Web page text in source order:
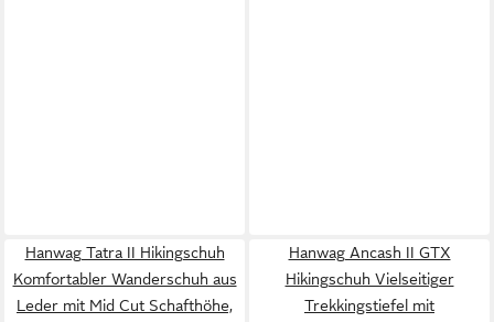
Hanwag Tatra II Hikingschuh
Komfortabler Wanderschuh aus
Leder mit Mid Cut Schafthöhe,
Hanwag Ancash II GTX
Hikingschuh Vielseitiger
Trekkingstiefel mit